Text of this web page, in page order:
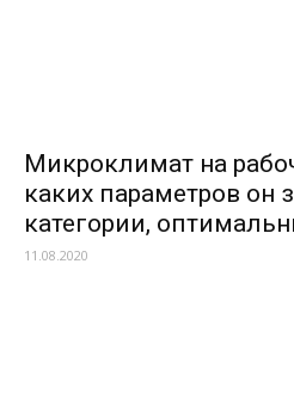
Микроклимат на
каких параметров он
категории,
11.08.2020